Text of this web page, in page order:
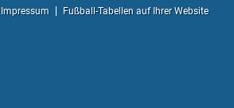
Impressum Fußball-Tabellen auf Ihrer Website